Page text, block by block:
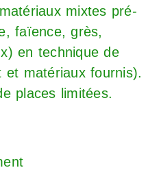
mixtes pré-
faïence, grès,
en technique de
et matériaux fournis).
places limitées.